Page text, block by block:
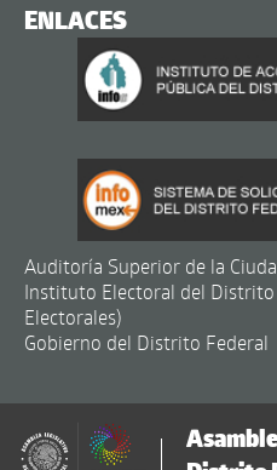
ENLACES
Auditoría Superior de la
Instituto Electoral del
Electorales)
Gobierno del Distrito Federal